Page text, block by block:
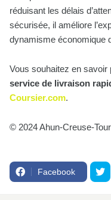
réduisant les délais
sécurisée, il améliore
dynamisme économique
Vous souhaitez en savoir
service de livraison
Coursier.com.
© 2024 Ahun-Creuse-
Facebook